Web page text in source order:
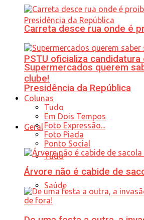
PSTU oficializa
Presidência da República
Geral
Tudo
Saúde
Carreta desce rua onde é
Supermercados querem
clube!
Colunas
Tudo
Em Dois Tempos
Foto Expressão...
Foto Piada
Ponto Social
Árvore não é cabide de